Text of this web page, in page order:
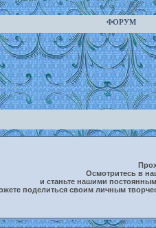
ФОРУМ
Осмотритесь в
и станьте нашими
поделиться своим личным